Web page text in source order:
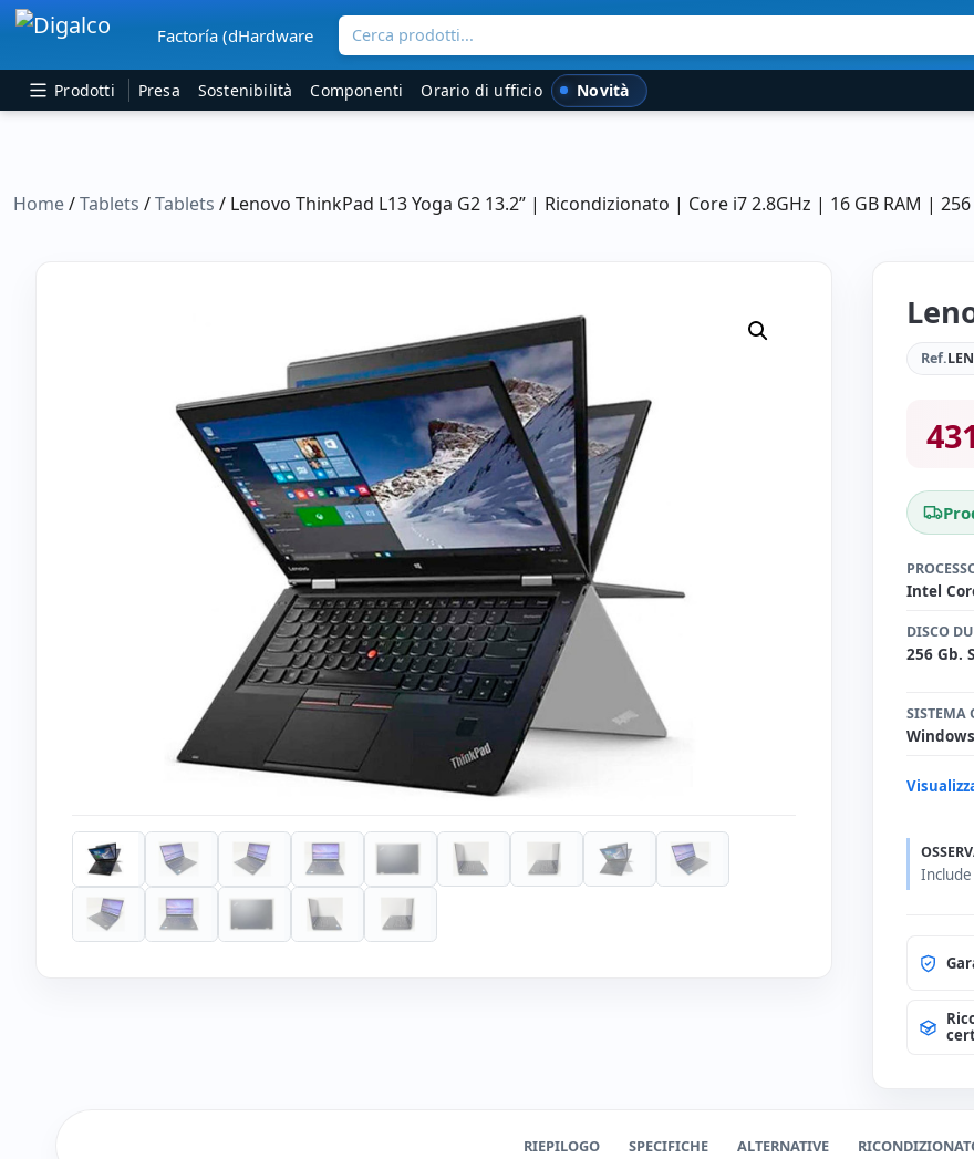
Navigazione principale
Factoría (dHardware Cerca prodotti...
Prodotti Presa Sostenibilità Componenti Orario di ufficio Novità
Home/Tablets /Tablets / Lenovo ThinkPad L13 Yoga G2 13.2” | Ricondizionato | Core i7 2.8GHz | 16 GB RAM | 256
Ref.
431
Intel
DISCO
256 Gb.
SISTEMA
RIEPILOGO SPECIFICHE ALTERNATIVE